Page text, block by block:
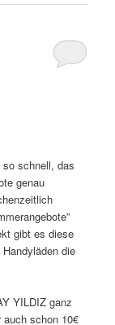
schnell, das
genau
gibt es diese
die
YILDIZ ganz
schon 10€